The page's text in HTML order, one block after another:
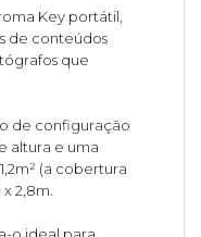
Key portátil,
de conteúdos
que
de configuração
altura e uma
(a cobertura
2,8m.
o ideal para